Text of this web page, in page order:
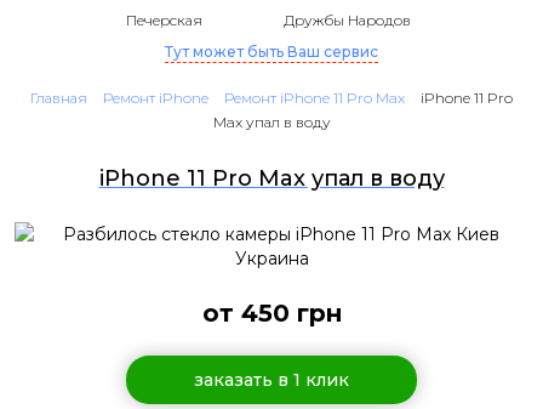
Печерская
Дружбы Народов
Тут может быть Ваш сервис
Главная Ремонт iPhone Ремонт iPhone 11 Pro Max
iPhone 11 Pro
Max упал в воду
iPhone 11 Pro Max упал в воду
от 450 грн
заказать в 1 клик